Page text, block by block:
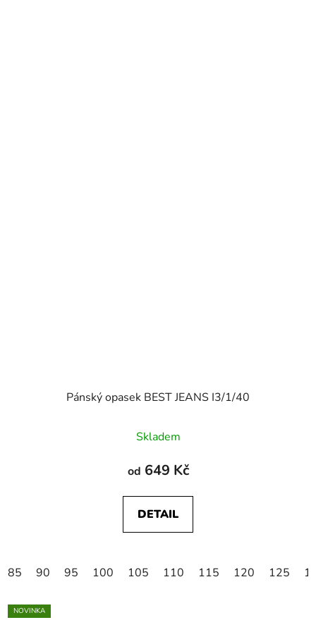
Pánský opasek BEST JEANS I3/1/40
Skladem
od 649 Kč
DETAIL
85 90 95 100 105 110 115 120 125
NOVINKA